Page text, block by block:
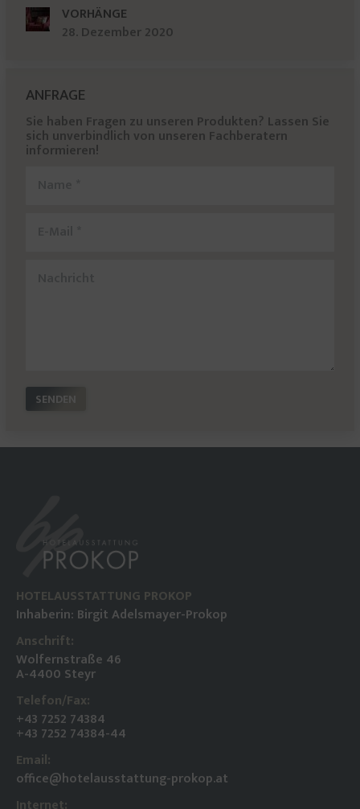
VORHÄNGE
28. Dezember 2020
ANFRAGE
Sie haben Fragen zu unseren Produkten? Lassen Sie
sich unverbindlich von unseren Fachberatern
informieren!
SENDEN
HOTELAUSSTATTUNG PROKOP
Inhaberin: Birgit Adelsmayer-Prokop
Anschrift:
Wolfernstraße 46
A-4400 Steyr
Telefon/Fax:
+43 7252 74384
+43 7252 74384-44
Email:
office@hotelausstattung-prokop.at